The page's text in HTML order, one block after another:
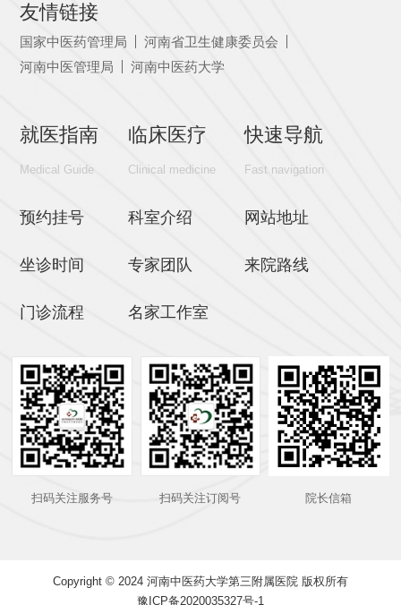
友情链接
国家中医药管理局
河南省卫生健康委员会
河南中医管理局
河南中医药大学
就医指南
Medical Guide
预约挂号
坐诊时间
门诊流程
临床医疗
Clinical medicine
科室介绍
专家团队
名家工作室
快速导航
Fast navigation
网站地址
来院路线
扫码关注服务号 扫码关注订阅号 院长信箱
Copyright © 2024 河南中医药大学第三附属医院 版权所有
豫ICP备2020035327号-1